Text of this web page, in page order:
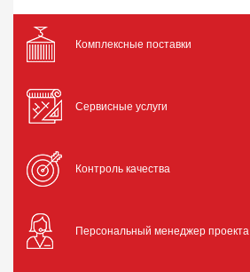
Комплексные поставки
Сервисные услуги
Контроль качества
Персональный менеджер проекта